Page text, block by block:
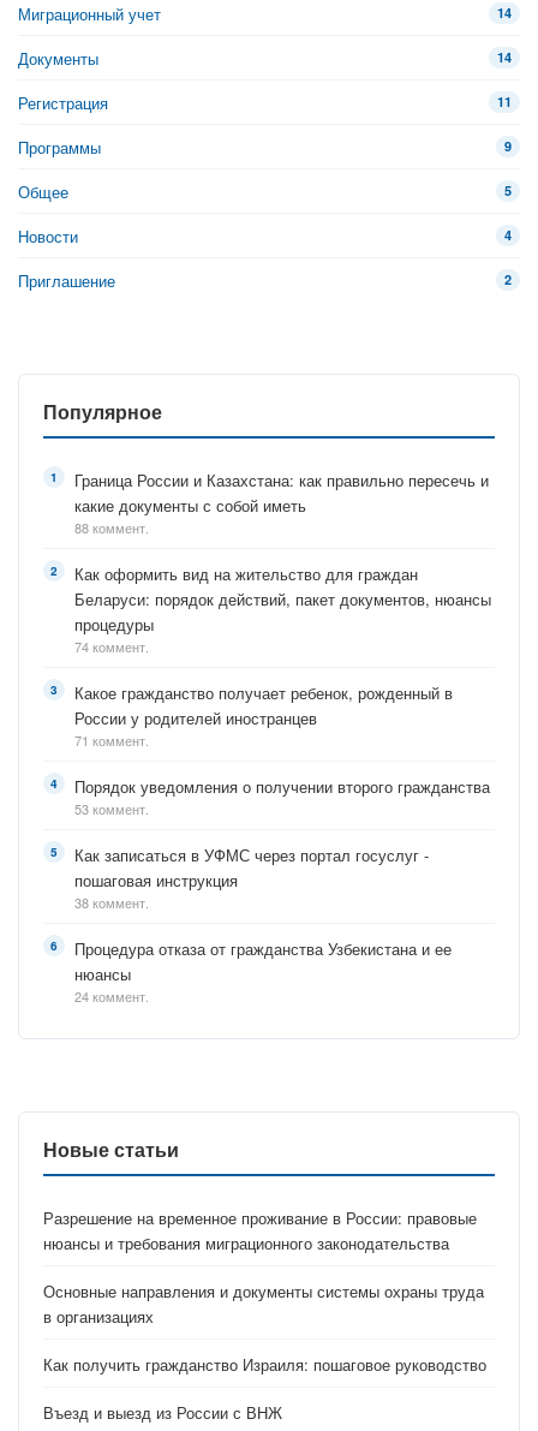
Миграционный учет 14
Документы 14
Регистрация 11
Программы 9
Общее 5
Новости 4
Приглашение 2
Популярное
Граница России и Казахстана: как правильно пересечь и
какие документы с собой иметь
88 коммент.
Как оформить вид на жительство для граждан
Беларуси: порядок действий, пакет документов, нюансы
процедуры
74 коммент.
Какое гражданство получает ребенок, рожденный в
России у родителей иностранцев
71 коммент.
Порядок уведомления о получении второго гражданства
53 коммент.
Как записаться в УФМС через портал госуслуг -
пошаговая инструкция
38 коммент.
Процедура отказа от гражданства Узбекистана и ее
нюансы
24 коммент.
Новые статьи
Разрешение на временное проживание в России: правовые
нюансы и требования миграционного законодательства
Основные направления и документы системы охраны труда
в организациях
Как получить гражданство Израиля: пошаговое руководство
Въезд и выезд из России с ВНЖ